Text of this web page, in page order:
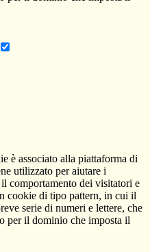
è associato alla piattaforma di
utilizzato per aiutare i
comportamento dei visitatori e
cookie di tipo pattern, in cui il
serie di numeri e lettere, che
per il dominio che imposta il